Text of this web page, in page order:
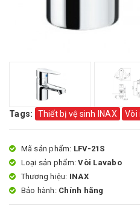
Tags: Thiết bị vệ sinh INAX Vòi
Mã sản phẩm: LFV-21S
Loại sản phẩm:Vòi Lavabo
Thương hiệu: INAX
Bảo hành: Chính hãng